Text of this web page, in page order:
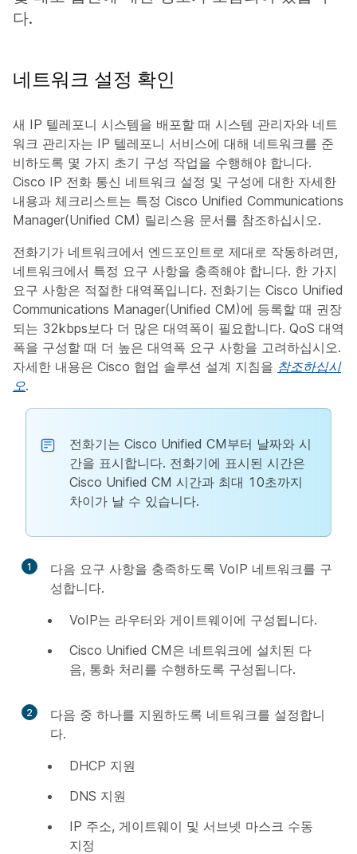
다.
네트워크 설정 확인
새 IP 텔레포니 시스템을 배포할 때 시스템 관리자와 네트
워크 관리자는 IP 텔레포니 서비스에 대해 네트워크를 준
비하도록 몇 가지 초기 구성 작업을 수행해야 합니다.
Cisco IP 전화 통신 네트워크 설정 및 구성에 대한 자세한
내용과 체크리스트는 특정 Cisco Unified Communications
Manager(Unified CM) 릴리스용 문서를 참조하십시오.
전화기가 네트워크에서 엔드포인트로 제대로 작동하려면,
네트워크에서 특정 요구 사항을 충족해야 합니다. 한 가지
요구 사항은 적절한 대역폭입니다. 전화기는 Cisco Unified
Communications Manager(Unified CM)에 등록할 때 권장
되는 32kbps보다 더 많은 대역폭이 필요합니다. QoS 대역
폭을 구성할 때 더 높은 대역폭 요구 사항을 고려하십시오.
자세한 내용은 Cisco 협업 솔루션 설계 지침을 참조하십시
오.
전화기는 Cisco Unified CM부터 날짜와 시
간을 표시합니다. 전화기에 표시된 시간은
Cisco Unified CM 시간과 최대 10초까지
차이가 날 수 있습니다.
1
다음 요구 사항을 충족하도록 VoIP 네트워크를 구
성합니다.
VoIP는 라우터와 게이트웨이에 구성됩니다.
Cisco Unified CM은 네트워크에 설치된 다
음, 통화 처리를 수행하도록 구성됩니다.
2
다음 중 하나를 지원하도록 네트워크를 설정합니
다.
DHCP 지원
DNS 지원
IP 주소, 게이트웨이 및 서브넷 마스크 수동
지정